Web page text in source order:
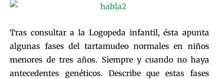
Tras consultar a la Logopeda infantil, ésta apunta
algunas fases del tartamudeo normales en niños
menores de tres años. Siempre y cuando no haya
antecedentes genéticos. Describe que estas fases